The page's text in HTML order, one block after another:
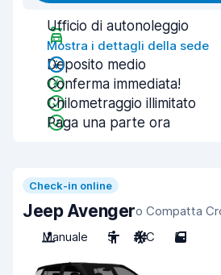
Ufficio di autonoleggio
Mostra i dettagli della sede
Deposito medio
Conferma immediata!
Chilometraggio illimitato
Paga una parte ora
Check-in online
Jeep Avengero Compatta
Manuale
5 A/C 5